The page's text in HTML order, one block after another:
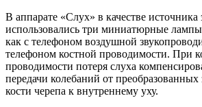
В аппарате «Слух» в качестве источника
использовались три миниатюрные
как с телефоном воздушной
телефоном костной проводимости. При
проводимости потеря слуха
передачи колебаний от преобразованных
кости черепа к внутреннему уху.